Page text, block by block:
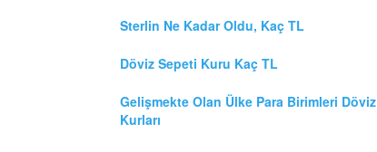
Sterlin Ne Kadar Oldu, Kaç TL
Döviz Sepeti Kuru Kaç TL
Gelişmekte Olan Ülke Para Birimleri Döviz
Kurları